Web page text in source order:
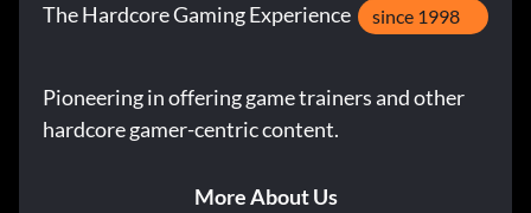
Schalten Sie weitere Schwierigkeitsgrade frei:
----------
Es gibt drei Schwierigkeitsgrade für den harten Kern.
The Hardcore Gaming Experience since 1998
Pioneering in offering game trainers and other
hardcore gamer-centric content.
More About Us